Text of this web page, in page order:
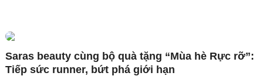
Saras beauty cùng bộ quà tặng “Mùa hè Rực rỡ”:
Tiếp sức runner, bứt phá giới hạn